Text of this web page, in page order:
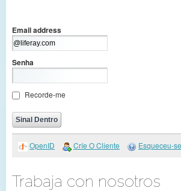
Email address
Senha
Recorde-me
OpenID Críe O Cliente Esqueceu-
Trabaja con nosotros